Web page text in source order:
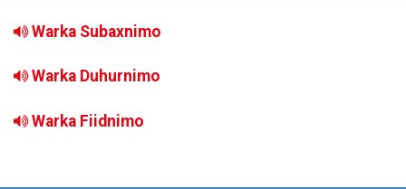
Warka Subaxnimo
Warka Duhurnimo
Warka Fiidnimo